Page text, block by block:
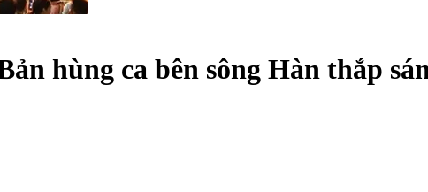
hùng ca bên sông Hàn thắp